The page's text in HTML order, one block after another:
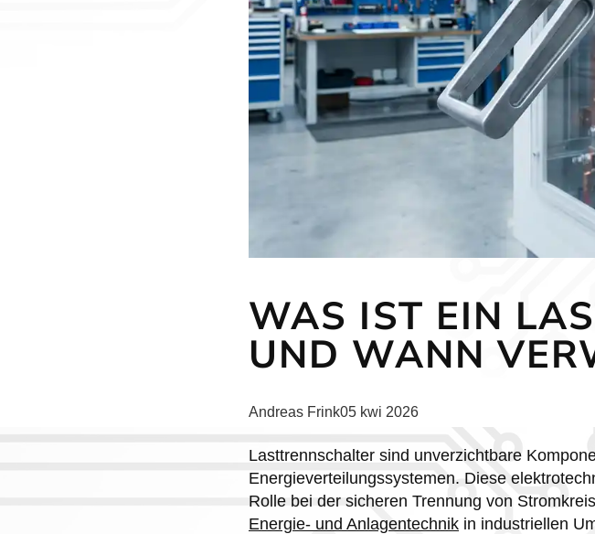
WAS IST EIN
UND WANN
Posted
Andreas Frink05 kwi 2026
Lasttrennschalter sind unverzichtbare
Energieverteilungssystemen. Diese
Rolle bei der sicheren Trennung von
Energie- und Anlagentechnik in industriellen